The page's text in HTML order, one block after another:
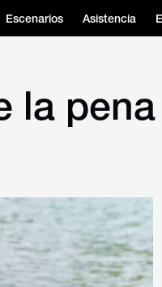
Escenarios Asistencia
la